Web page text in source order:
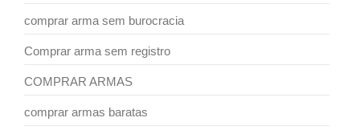
comprar arma sem burocracia
Comprar arma sem registro
COMPRAR ARMAS
comprar armas baratas